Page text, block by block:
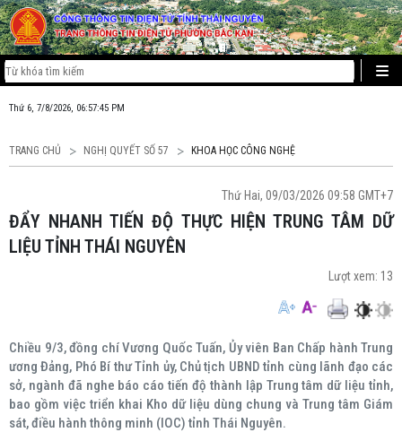
Thứ 6, 7/8/2026, 06:57:45 PM
TRANG CHỦ NGHỊ QUYẾT SỐ 57 KHOA HỌC CÔNG NGHỆ
Thứ Hai, 09/03/2026 09:58 GMT+7
ĐẨY NHANH TIẾN ĐỘ THỰC HIỆN TRUNG TÂM DỮ
LIỆU TỈNH THÁI NGUYÊN
Lượt xem: 13
Chiều 9/3, đồng chí Vương Quốc Tuấn, Ủy viên Ban Chấp hành Trung
ương Đảng, Phó Bí thư Tỉnh ủy, Chủ tịch UBND tỉnh cùng lãnh đạo các
sở, ngành đã nghe báo cáo tiến độ thành lập Trung tâm dữ liệu tỉnh,
bao gồm việc triển khai Kho dữ liệu dùng chung và Trung tâm Giám
sát, điều hành thông minh (IOC) tỉnh Thái Nguyên.